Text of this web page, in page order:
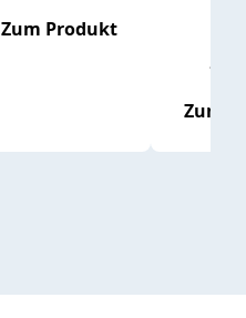
Zum Produkt
Zum